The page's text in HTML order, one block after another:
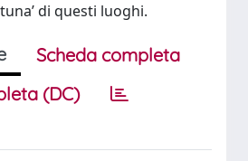
di questi luoghi.
Scheda completa
(DC)